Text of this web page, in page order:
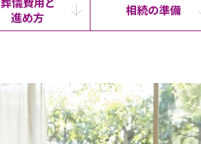
進め方
相続の準備